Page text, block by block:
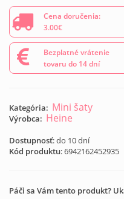
Cena doručenia:
3.00€
Bezplatné vrátenie
tovaru do 14 dní
Kategória: Mini šaty
Výrobca: Heine
Dostupnosť: do 10 dní
Kód produktu:6942162452935
Páči sa Vám tento produkt?